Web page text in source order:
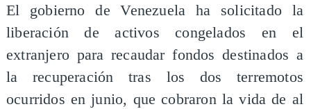
El gobierno de Venezuela ha solicitado la
liberación de activos congelados en el
extranjero para recaudar fondos destinados a
la recuperación tras los dos terremotos
ocurridos en junio, que cobraron la vida de al